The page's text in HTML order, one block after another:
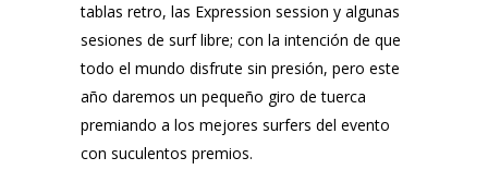
tablas retro, las Expression session y algunas
sesiones de surf libre; con la intención de que
todo el mundo disfrute sin presión, pero este
año daremos un pequeño giro de tuerca
premiando a los mejores surfers del evento
con suculentos premios.